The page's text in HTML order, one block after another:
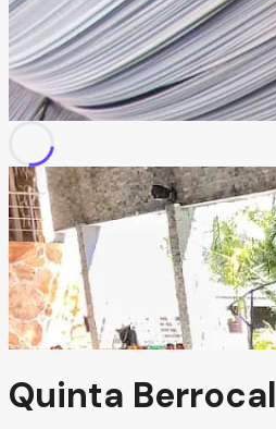
Quinta Berrocal